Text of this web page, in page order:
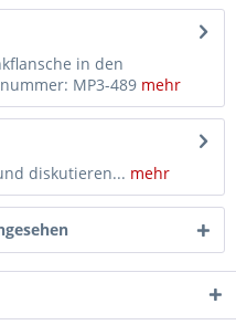
in den
MP3-489 mehr
diskutieren... mehr